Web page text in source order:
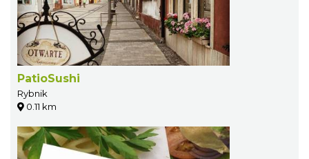
PatioSushi
Rybnik
0.11 km